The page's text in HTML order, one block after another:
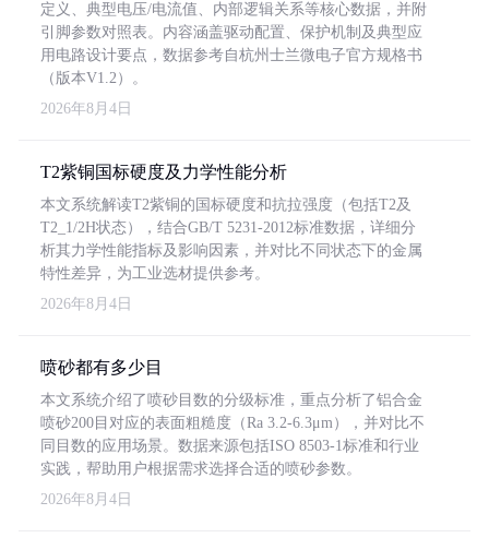
定义、典型电压/电流值、内部逻辑关系等核心数据，并附
引脚参数对照表。内容涵盖驱动配置、保护机制及典型应
用电路设计要点，数据参考自杭州士兰微电子官方规格书
（版本V1.2）。
2026年8月4日
T2紫铜国标硬度及力学性能分析
本文系统解读T2紫铜的国标硬度和抗拉强度（包括T2及
T2_1/2H状态），结合GB/T 5231-2012标准数据，详细分
析其力学性能指标及影响因素，并对比不同状态下的金属
特性差异，为工业选材提供参考。
2026年8月4日
喷砂都有多少目
本文系统介绍了喷砂目数的分级标准，重点分析了铝合金
喷砂200目对应的表面粗糙度（Ra 3.2-6.3μm），并对比不
同目数的应用场景。数据来源包括ISO 8503-1标准和行业
实践，帮助用户根据需求选择合适的喷砂参数。
2026年8月4日